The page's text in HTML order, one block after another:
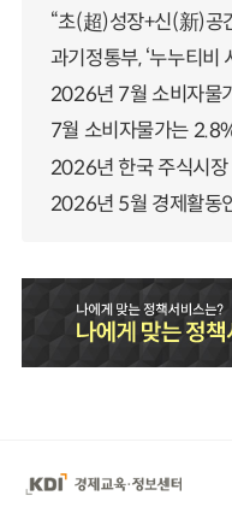
“초(超)성장+신(新)공
과기정통부, ‘누누티비
2026년 7월 소비자물
7월 소비자물가는
2026년 한국 주식시장
2026년 5월 경제활동